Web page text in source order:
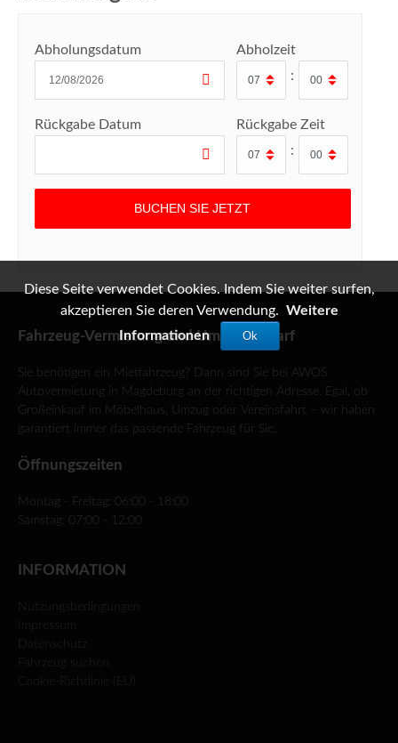
Abholungsdatum
Abholzeit
:
Rückgabe Datum
Rückgabe Zeit
:
Fahrzeug-Vermietung und Umzugsbedarf
Sie benötigen ein Mietfahrzeug? Dann sind Sie bei AWOS
Autovermietung in Magdeburg an der richtigen Adresse. Egal, ob
Großeinkauf im Möbelhaus, Umzug oder Vereinsfahrt – wir haben
garantiert immer das passende Fahrzeug für Sie.
Öffnungszeiten
Montag - Freitag: 06:00 - 18:00
Samstag: 07:00 - 12:00
INFORMATION
Nutzungsbedingungen
Fahrzeug suchen
Cookie-Richtlinie (EU)
Diese Seite verwendet Cookies. Indem Sie weiter surfen,
akzeptieren Sie deren Verwendung. Weitere
Informationen
Ok